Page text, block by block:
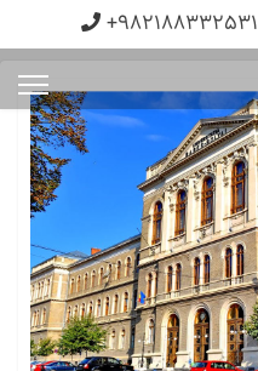
+982188332531